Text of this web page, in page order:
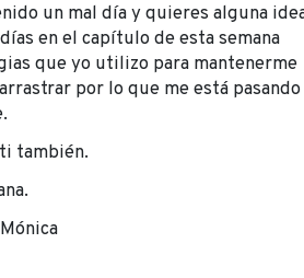
un mal día y quieres alguna
en el capítulo de esta semana
que yo utilizo para mantenerme
por lo que me está pasando
también.